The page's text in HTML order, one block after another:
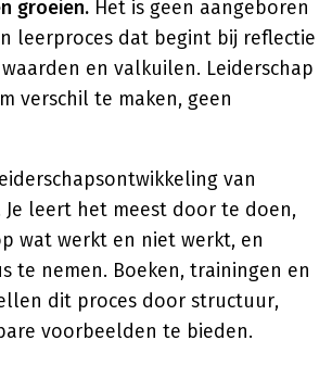
groeien. Het is geen aangeboren
leerproces dat begint bij reflectie
en valkuilen. Leiderschap
verschil te maken, geen
van
leert het meest door te doen,
wat werkt en niet werkt, en
te nemen. Boeken, trainingen en
dit proces door structuur,
voorbeelden te bieden.